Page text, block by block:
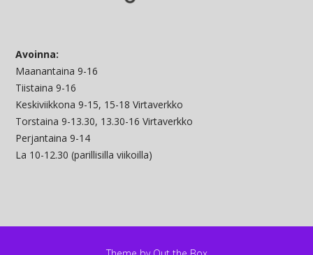
Avoinna:
Maanantaina 9-16
Tiistaina 9-16
Keskiviikkona 9-15, 15-18 Virtaverkko
Torstaina 9-13.30, 13.30-16 Virtaverkko
Perjantaina 9-14
La 10-12.30 (parillisilla viikoilla)